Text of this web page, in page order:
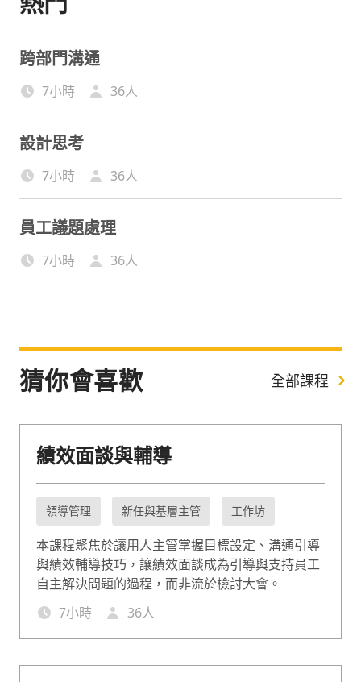
跨部門溝通
7小時 36人
設計思考
7小時 36人
員工議題處理
7小時 36人
猜你會喜歡 全部課程
績效面談與輔導
領導管理 新任與基層主管 工作坊
本課程聚焦於讓用人主管掌握目標設定、溝通引導
與績效輔導技巧，讓績效面談成為引導與支持員工
自主解決問題的過程，而非流於檢討大會。
7小時 36人